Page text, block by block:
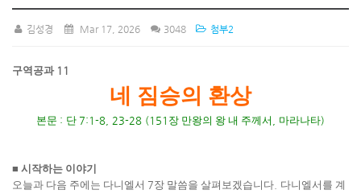
김성경 Mar 17, 2026 3048 첨부2
구역공과 11
네 짐승의 환상
본문 : 단 7:1-8, 23-28 (151 장 만왕의 왕 내 주께서 마라나타)
■ 시작하는 이야기
오늘과 다음 주에는 다니엘서 7장 말씀을 살펴보겠습니다 다니엘서를 계